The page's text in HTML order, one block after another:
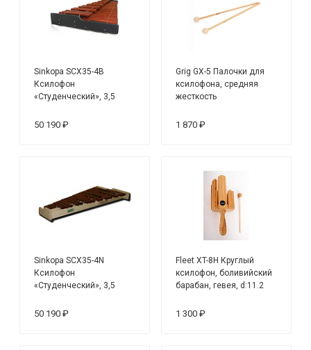
Sinkopa SCX35-4B
Ксилофон
«Студенческий», 3,5
50 190 ₽
Grig GX-5 Палочки для
ксилофона, средняя
жесткость
1 870 ₽
Sinkopa SCX35-4N
Ксилофон
«Студенческий», 3,5
50 190 ₽
Fleet XT-8H Круглый
ксилофон, боливийский
барабан, гевея, d:11.2
1 300 ₽